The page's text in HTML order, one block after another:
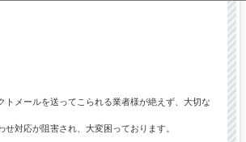
トメールを送ってこられる業者様が絶えず、大切な
せ対応が阻害され、大変困っております。